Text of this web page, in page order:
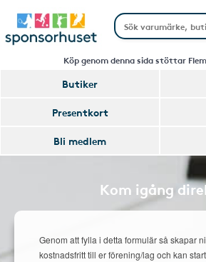
Köp genom denna sida stöttar
Butiker
Presentkort
Bli medlem
Kom igång
Genom att fylla i detta formulär så skapar
kostnadsfritt till er förening/lag och kan